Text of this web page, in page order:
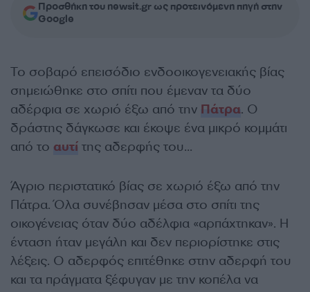
Προσθήκη του newsit.gr ως προτεινόμενη πηγή στην
Google
Το σοβαρό επεισόδιο ενδοοικογενειακής βίας
σημειώθηκε στο σπίτι που έμεναν τα δύο
αδέρφια σε χωριό έξω από την Πάτρα. Ο
δράστης δάγκωσε και έκοψε ένα μικρό κομμάτι
από το αυτί της αδερφής του…
Άγριο περιστατικό βίας σε χωριό έξω από την
Πάτρα. Όλα συνέβησαν μέσα στο σπίτι της
οικογένειας όταν δύο αδέλφια «αρπάχτηκαν». Η
ένταση ήταν μεγάλη και δεν περιορίστηκε στις
λέξεις. Ο αδερφός επιτέθηκε στην αδερφή του
και τα πράγματα ξέφυγαν με την κοπέλα να